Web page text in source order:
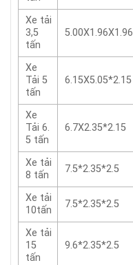
Xe tải
3,5
tấn
5.00X1.96X1.96
Xe
Tải 5
tấn
6.15X5.05*2.15
Xe
Tải 6.
5 tấn
6.7X2.35*2.15
Xe tải
8 tấn
7.5*2.35*2.5
Xe tải
10tấn
7.5*2.35*2.5
Xe tải
15
tấn
9.6*2.35*2.5